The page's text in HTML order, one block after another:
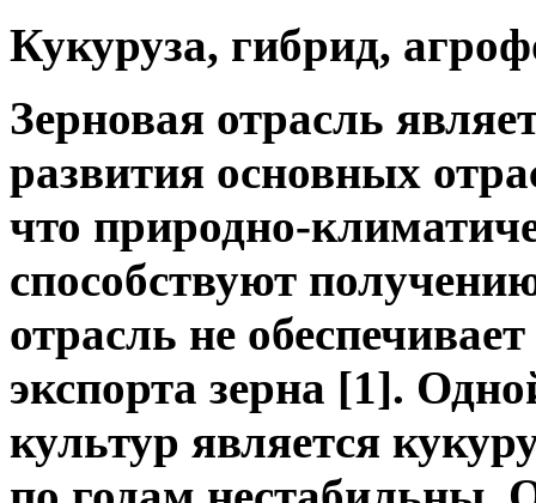
Кукуруза, гибрид,
Зерновая отрасль
развития основных
что природно-
способствуют
отрасль не
экспорта зерна [1].
культур является